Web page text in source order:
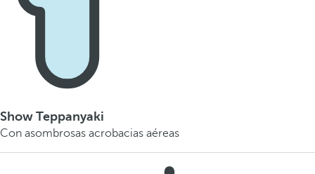
Show Teppanyaki
Con asombrosas acrobacias aéreas